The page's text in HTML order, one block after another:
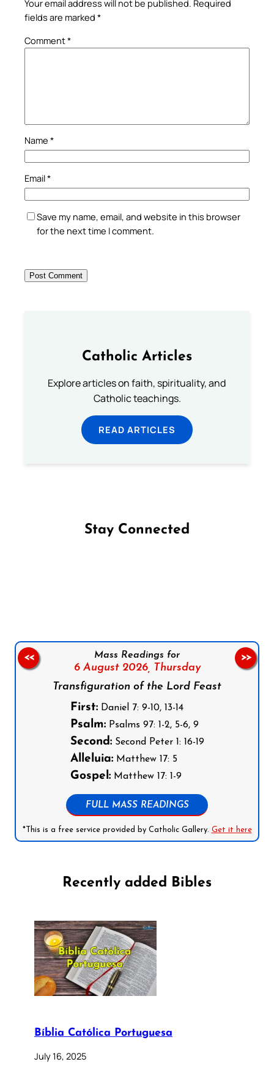
Your email address will not be published. Required
fields are marked *
Comment*
Name *
Email*
Save my name, email, and website in this browser
for the next time I comment.
Catholic Articles
Explore articles on faith, spirituality, and
Catholic teachings.
READ ARTICLES
Stay Connected
Mass Readings for
6 August 2026, Thursday
Transfiguration of the Lord Feast
First:Daniel 7: 9-10, 13-14
Psalm:Psalms 97: 1-2, 5-6, 9
Second:Second Peter 1: 16-19
Alleluia:Matthew 17: 5
Gospel:Matthew 17: 1-9
FULL MASS READINGS
*This is a free service provided by Catholic Gallery. Get it here
<< >>
Recently added Bibles
Bíblia Católica Portuguesa
July 16, 2025